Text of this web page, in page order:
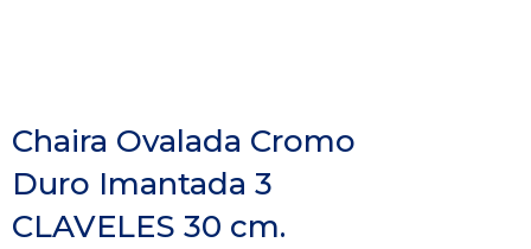
Chaira Ovalada Cromo
Duro Imantada 3
CLAVELES 30 cm.